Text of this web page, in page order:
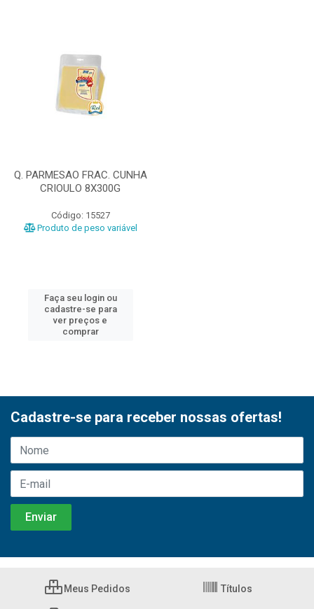
Q. PARMESAO FRAC. CUNHA
CRIOULO 8X300G
Código: 15527
Produto de peso variável
Faça seu login ou
cadastre-se para
ver preços e
comprar
Cadastre-se para receber nossas ofertas!
Meus Pedidos Títulos